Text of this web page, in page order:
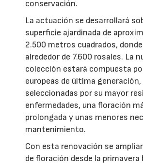
conservación.
La actuación se desarrollará
superficie ajardinada de
2.500 metros cuadrados,
alrededor de 7.600 rosales. La
colección estará compuesta
europeas de última generación,
seleccionadas por su mayor
enfermedades, una floración
prolongada y unas menores
mantenimiento.
Con esta renovación se
de floración desde la primavera